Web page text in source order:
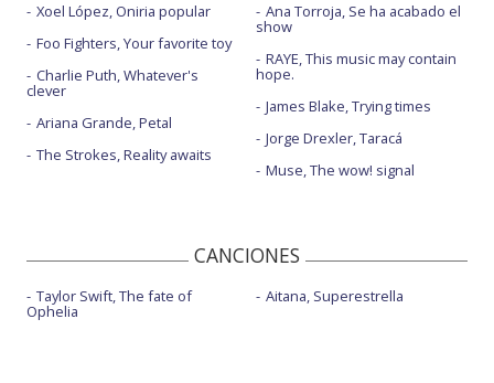
Xoel López, Oniria popular
Foo Fighters, Your favorite toy
Charlie Puth, Whatever's
clever
Ariana Grande, Petal
The Strokes, Reality awaits
Ana Torroja, Se ha acabado el
show
RAYE, This music may contain
hope.
James Blake, Trying times
Jorge Drexler, Taracá
Muse, The wow! signal
CANCIONES
Taylor Swift, The fate of
Ophelia
Aitana, Superestrella